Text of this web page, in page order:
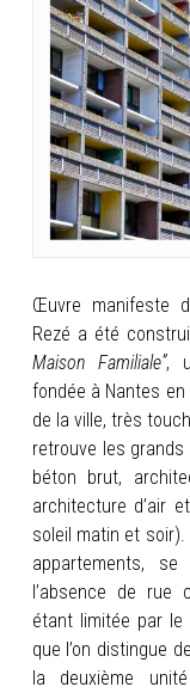
INFOS
PORTFOLIO
CONTACT
Œuvre manifeste
Rezé a été
Maison Familiale”,
fondée à Nantes
de la ville, très
retrouve les
béton brut,
architecture d’air
soleil matin et soir).
appartements,
l’absence de rue
étant limitée par le
que l’on distingue
la deuxième